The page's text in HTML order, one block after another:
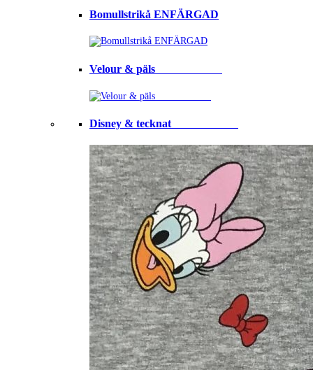
Bomullstrikå ENFÄRGAD
Velour & päls⠀⠀⠀⠀⠀⠀⠀⠀
Disney & tecknat⠀⠀⠀⠀⠀⠀⠀⠀